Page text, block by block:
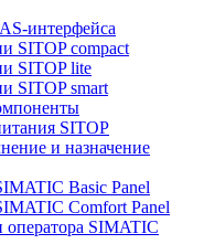
интерфейса
SITOP compact
SITOP lite
SITOP smart
SITOP
и назначение
Basic Panel
Comfort Panel
SIMATIC